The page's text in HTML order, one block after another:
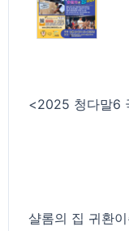
<2025 청다말6
샬롬의 집 귀환